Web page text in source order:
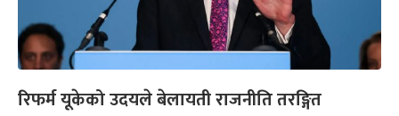
रिफर्म यूकेको उदयले बेलायती राजनीति तरङ्गित